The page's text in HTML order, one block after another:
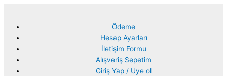
Ödeme
Hesap Ayarları
İletişim Formu
Alışveriş Sepetim
Giriş Yap / Uye ol